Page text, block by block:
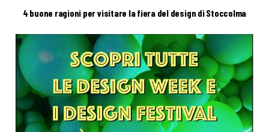
4 buone ragioni per visitare la fiera del design di Stoccolma